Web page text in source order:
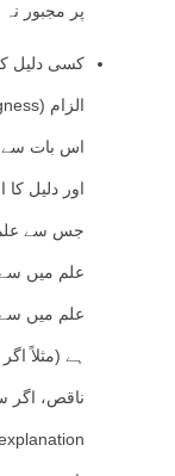
پر مجبور
کسی دلیل
اس بات سے
اور دلیل
جس سے علم
علم میں سے
علم میں
ہے (مثلاً